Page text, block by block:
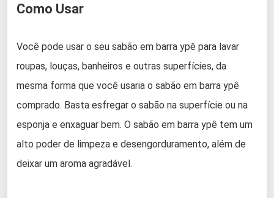
Como Usar
Você pode usar o seu sabão em barra ypê para lavar
roupas, louças, banheiros e outras superfícies, da
mesma forma que você usaria o sabão em barra ypê
comprado. Basta esfregar o sabão na superfície ou na
esponja e enxaguar bem. O sabão em barra ypê tem um
alto poder de limpeza e desengorduramento, além de
deixar um aroma agradável.